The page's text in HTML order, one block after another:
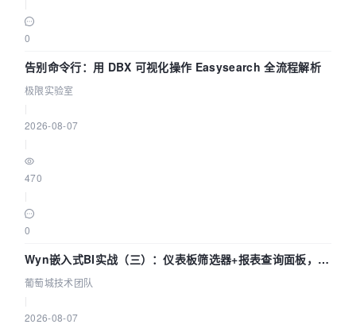
0
告别命令行：用 DBX 可视化操作 Easysearch 全流程解析
极限实验室
2026-08-07
470
0
Wyn嵌入式BI实战（三）：仪表板筛选器+报表查询面板，参
数联动全闭环
葡萄城技术团队
2026-08-07